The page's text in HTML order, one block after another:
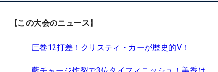
【この大会のニュース】
圧巻12打差！クリスティ・カーが歴史的V！